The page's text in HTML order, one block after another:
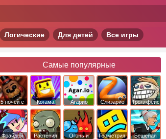
Логические Для детей Все игры
Самые популярные
5 ночей с
фредди
Когама Агарио Слизарио
Троллфейс
квест
Фрайдей
Растения
Огонь и
Геометрия
Бешеная